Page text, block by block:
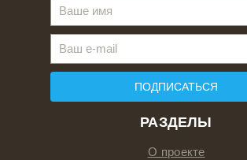
РАЗДЕЛЫ
О проекте
ПОДПИСАТЬСЯ